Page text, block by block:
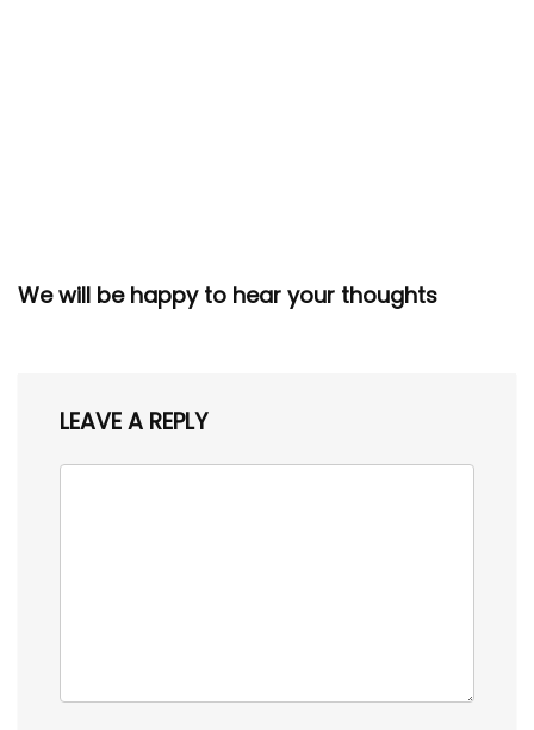
We will be happy to hear your thoughts
LEAVE A REPLY